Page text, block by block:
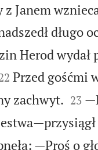
Janem
długo
Herod wydał
Przed gośćmi
zachwyt.
23
—Proś o